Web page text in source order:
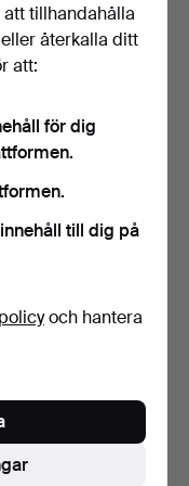
mm,
tillhandahålla
återkalla ditt
att:
för dig
till dig på
och hantera